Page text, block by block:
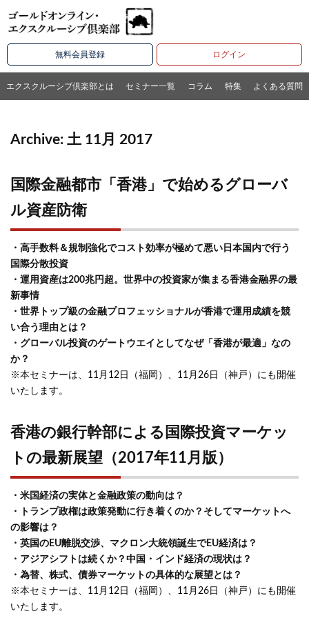
無料会員登録 ログイン
エクスクルーシブ倶楽部とは セミナー一覧 コラム 特集 よくある質問
Archive: 土 11月 2017
国際金融都市「香港」で始めるグローバ
ル資産防衛
・高手数料＆規制強化でコスト効率が極めて悪い日本国内で行う
国際分散投資
・運用資産は200兆円超。世界中の投資家が集まる香港金融界の最
新事情
・世界トップ級の金融プロフェッショナルが香港で運用成績を競
い合う理由とは？
・グローバル投資のゲートウエイとしてなぜ「香港が最適」なの
か？
※本セミナーは、 11月12日（福岡）、11月26日（神戸）にも開催
いたします。
香港の銀行幹部による国際投資マーケッ
トの最新展望（2017年11月版）
・米国経済の実体と金融政策の動向は？
・トランプ政権は政策発動に行き着くのか？そしてマーケットへ
の影響は？
・英国のEU離脱交渉、マクロン大統領誕生でEU経済は？
・アジアシフトは続くか？中国・インド経済の現状は？
・為替、株式、債券マーケットの具体的な展望とは？
※本セミナーは、 11月12日（福岡）、11月26日（神戸）にも開催
いたします。